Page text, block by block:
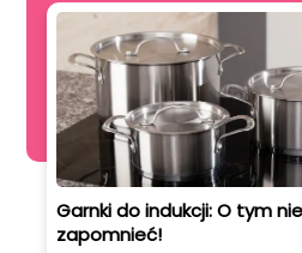
Garnki do indukcji: O tym
zapomnieć!